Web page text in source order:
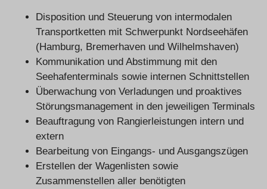
Disposition und Steuerung von intermodalen
Transportketten mit Schwerpunkt Nordseehäfen
(Hamburg, Bremerhaven und Wilhelmshaven)
Kommunikation und Abstimmung mit den
Seehafenterminals sowie internen Schnittstellen
Überwachung von Verladungen und proaktives
Störungsmanagement in den jeweiligen Terminals
Beauftragung von Rangierleistungen intern und
extern
Bearbeitung von Eingangs- und Ausgangszügen
Erstellen der Wagenlisten sowie
Zusammenstellen aller benötigten